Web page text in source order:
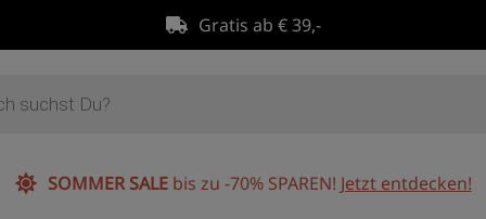
Gratis ab € 39,-
SOMMER SALEbis zu -70% SPAREN! Jetzt entdecken!